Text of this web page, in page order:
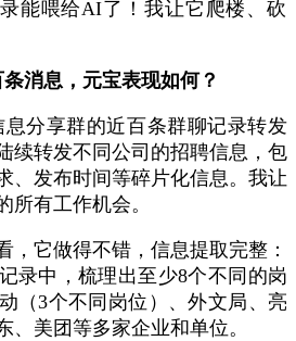
消息，元宝表现如何？
分享群的近百条群聊记录转发
续转发不同公司的招聘信息，包
、发布时间等碎片化信息。我让
所有工作机会。
，它做得不错， 信息提取完整 ：
录中，梳理出至少8个不同的岗
（3个不同岗位）、外文局、亮
、美团等多家企业和单位。